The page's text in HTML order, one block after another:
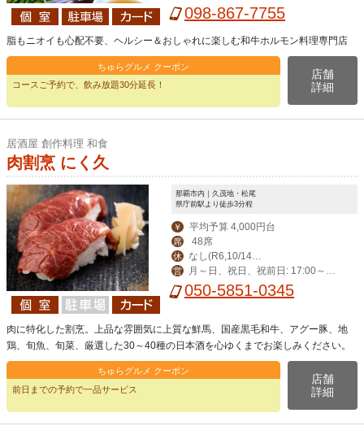
4:00（LO 23:00）,祝日17:00-24:00
098-867-7755
脂もニオイも心配不要、ヘルシー＆おしゃれに楽しむ和牛ホルモン料理専門店
ちゅらグルメ クーポン
コースご予約で、飲み放題30分延長！
店舗
詳細
居酒屋 創作料理 和食
肉割烹 にく久
那覇市内｜久茂地・松尾
県庁前駅より徒歩3分程
￥ 平均予算 4,000円台
席 48席
休
時休業)
営
月～日、祝日、祝前日: 17:00～翌
0:00050-5851-0345
肉に特化した割烹。上品な雰囲気に上質な鮮馬、国産黒毛和牛、アグー豚、地
鶏、旬魚、旬菜、厳選した30～40種の日本酒を心ゆくまでお楽しみください。
ちゅらグルメ クーポン
前日までの予約で一品サービス
店舗
詳細